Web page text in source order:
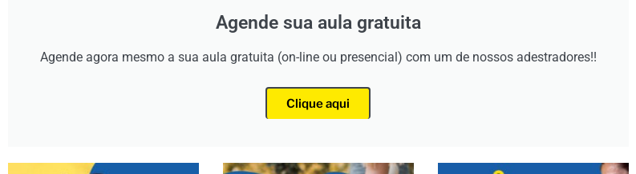
Agende sua aula gratuita
Agende agora mesmo a sua aula gratuita (on-line ou presencial) com um de nossos adestradores!!
Clique aqui